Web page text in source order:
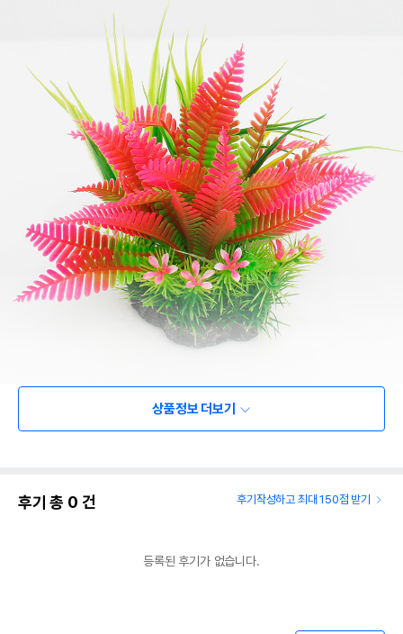
상품정보 더보기
후기 총 0 건 후기작성하고 최대 150점 받기
등록된 후기가 없습니다.